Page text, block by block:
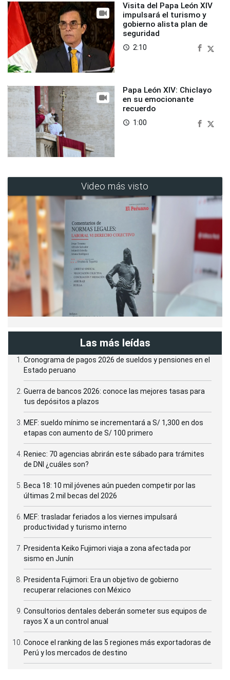
Visita del Papa León XIV
impulsará el turismo y
gobierno alista plan de
seguridad
access_time 2:10
Papa León XIV: Chiclayo
en su emocionante
recuerdo
access_time 1:00
Video más visto
Las más leídas
Cronograma de pagos 2026 de sueldos y pensiones en el
Estado peruano
Guerra de bancos 2026: conoce las mejores tasas para
tus depósitos a plazos
MEF: sueldo mínimo se incrementará a S/ 1,300 en dos
etapas con aumento de S/ 100 primero
Reniec: 70 agencias abrirán este sábado para trámites
de DNI ¿cuáles son?
Beca 18: 10 mil jóvenes aún pueden competir por las
últimas 2 mil becas del 2026
MEF: trasladar feriados a los viernes impulsará
productividad y turismo interno
Presidenta Keiko Fujimori viaja a zona afectada por
sismo en Junín
Presidenta Fujimori: Era un objetivo de gobierno
recuperar relaciones con México
Consultorios dentales deberán someter sus equipos de
rayos X a un control anual
Conoce el ranking de las 5 regiones más exportadoras de
Perú y los mercados de destino